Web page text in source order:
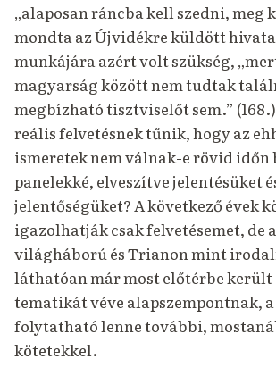
„alaposan ráncba kell szedni, meg
mondta az Újvidékre küldött
munkájára azért volt szükség,
magyarság között nem tudtak
megbízható tisztviselőt sem.”
reális felvetésnek tűnik, hogy az
ismeretek nem válnak-e rövid
panelekké, elveszítve jelentésüket
jelentőségüket? A következő évek
igazolhatják csak felvetésemet, de
világháború és Trianon mint
láthatóan már most előtérbe került
tematikát véve alapszempontnak,
folytatható lenne további,
kötetekkel.